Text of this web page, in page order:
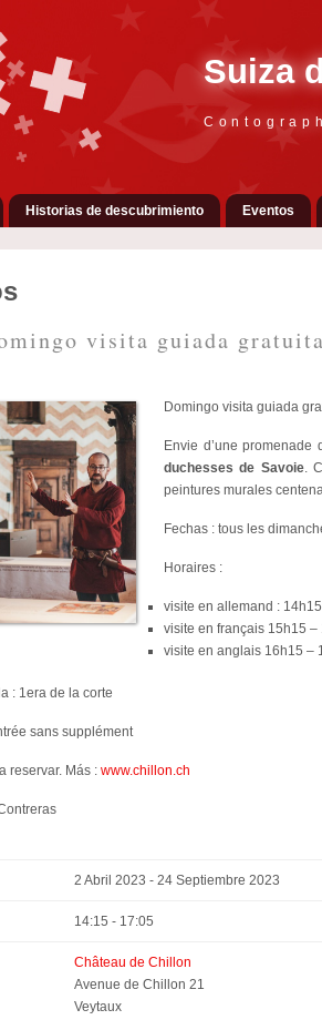
Suiza
Historias de descubrimiento Eventos
visita guiada
Domingo visita guiada
Envie d’une promenade
duchesses de Savoie.
peintures murales
Fechas : tous les
Horaires :
visite en allemand : 14
visite en français 15h15 –
visite en anglais 16h15 –
: 1era de la corte
sans supplément
reservar. Más : www.chillon.ch
2 Abril 2023 - 24 Septiembre 2023
14:15 - 17:05
Château de Chillon
Avenue de Chillon 21
Veytaux